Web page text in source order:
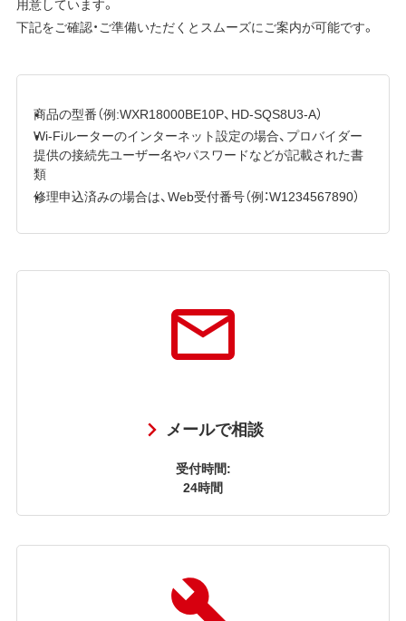
下記をご確認・ご準備いただくとスムーズにご案内が可能です。
商品の型番（例:WXR18000BE10P、HD-SQS8U3-A）
Wi-Fiルーターのインターネット設定の場合、プロバイダー
提供の接続先ユーザー名やパスワードなどが記載された書
類
修理申込済みの場合は、Web受付番号（例：W1234567890）
メールで相談
受付時間:
24時間